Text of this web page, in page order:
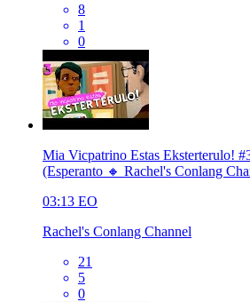
8
1
0
Mia Vicpatrino Estas Eksterterulo!
(Esperanto 🔸 Rachel's Conlang
03:13 EO
Rachel's Conlang Channel
21
5
0